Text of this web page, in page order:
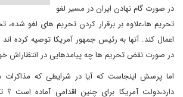
در صورت گام نهادن ایران در مسیر لغو
تحریم ها،علاوه بر برقرار کردن تحریم های لغو شده،
اعمال کند. آنها به رئیس جمهور آمریکا توصیه کرده
در صورت نقض تحریم ها چه پیامدهایی در انتظاراش
اما پرسش اینجاست که آیا در شرایطی که مذاکرات
دارد،دولت آمریکا برای چنین اقدامی آماده است ؟